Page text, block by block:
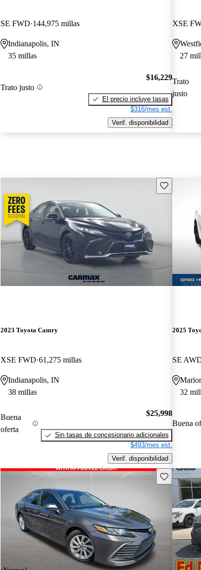
SE FWD 144,975 millas
Indianapolis, IN
35 millas
Trato justo
$16,229
El precio incluye tasas
$316/mes est.
Verif. disponibilidad
XSE
27
Trato
justo
Guarda este
2023 Toyota Camry
XSE FWD 61,275 millas
Indianapolis, IN
38 millas
Buena
oferta
$25,998
Sin tasas de concesionario adicionales
$493/mes est.
Verif. disponibilidad
2025
SE
32
Buena
Guarda este